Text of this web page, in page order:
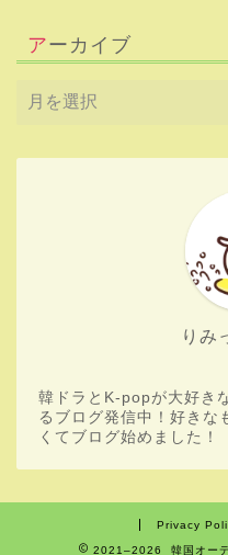
アーカイブ
りみ
韓ドラとK-popが大好き
るブログ発信中！好きな
くてブログ始めました！
Privacy
2021–2026 韓国オー